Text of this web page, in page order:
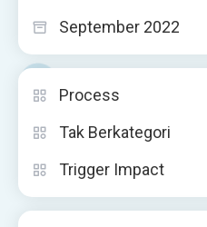
September 2022
Process
Tak Berkategori
Trigger Impact